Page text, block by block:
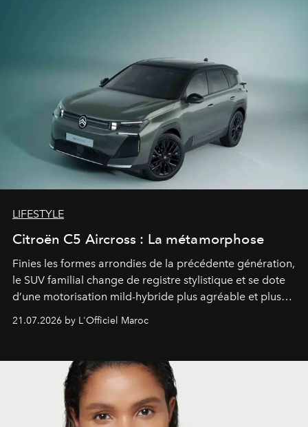
LIFESTYLE
Citroën C5 Aircross : La métamorphose
Finies les formes arrondies de la précédente génération,
le SUV familial change de registre stylistique et se dote
d’une motorisation mild-hybride plus agréable et plus
économe. à n’en pas douter, le nouveau C5 Aircross a
gagné en maturité.
21.07.2026 by L'Officiel Maroc